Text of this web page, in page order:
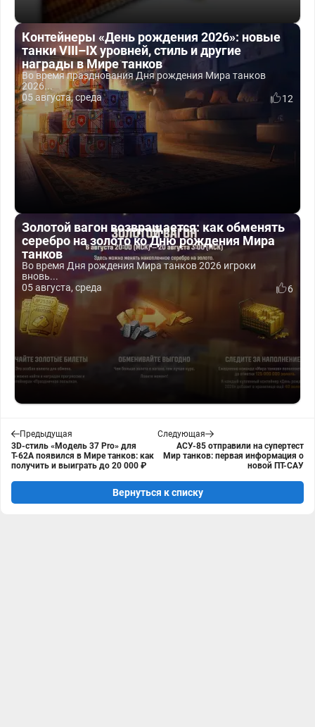
Контейнеры «День рождения 2026»: новые
танки VIII–IX уровней, стиль и другие
награды в Мире танков
Во время празднования Дня рождения Мира танков
2026...
05 августа, среда
12
Золотой вагон возвращается: как обменять
серебро на золото ко Дню рождения Мира
танков
Во время Дня рождения Мира танков 2026 игроки
вновь...
05 августа, среда
6
Предыдущая
3D-стиль «Модель 37 Pro» для
Т-62А появился в Мире танков: как
получить и выиграть до 20 000 ₽
Следующая
АСУ-85 отправили на супертест
Мир танков: первая информация о
новой ПТ-САУ
Вернуться к списку